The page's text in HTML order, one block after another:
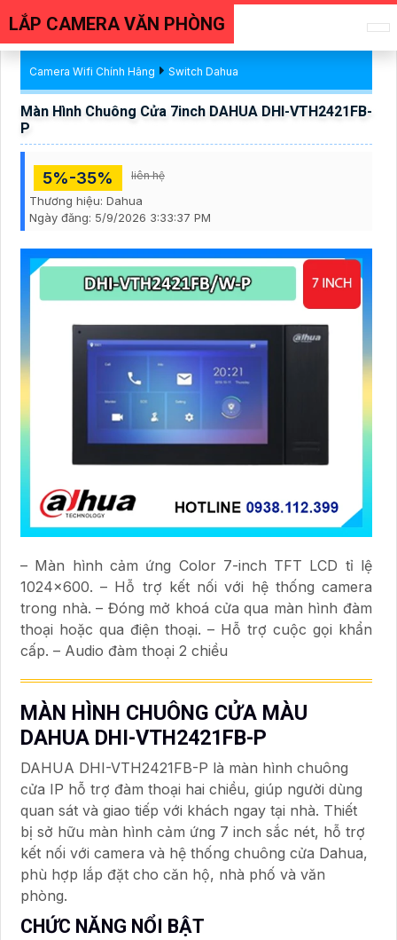
LẮP CAMERA VĂN PHÒNG
Camera Wifi Chính Hãng Switch Dahua
Màn Hình Chuông Cửa 7inch DAHUA DHI-VTH2421FB-
P
5%-35% liên hệ
Thương hiệu: Dahua
Ngày đăng: 5/9/2026 3:33:37 PM
– Màn hình cảm ứng Color 7-inch TFT LCD tỉ lệ
1024×600. – Hỗ trợ kết nối với hệ thống camera
trong nhà. – Đóng mở khoá cửa qua màn hình đàm
thoại hoặc qua điện thoại. – Hỗ trợ cuộc gọi khẩn
cấp. – Audio đàm thoại 2 chiều
MÀN HÌNH CHUÔNG CỬA MÀU
DAHUA DHI-VTH2421FB-P
DAHUA DHI-VTH2421FB-P là màn hình chuông
cửa IP hỗ trợ đàm thoại hai chiều, giúp người dùng
quan sát và giao tiếp với khách ngay tại nhà. Thiết
bị sở hữu màn hình cảm ứng 7 inch sắc nét, hỗ trợ
kết nối với camera và hệ thống chuông cửa Dahua,
phù hợp lắp đặt cho căn hộ, nhà phố và văn
phòng.
CHỨC NĂNG NỔI BẬT